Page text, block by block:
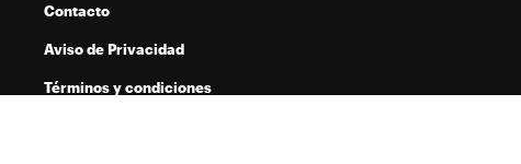
Contacto
Aviso de Privacidad
Términos y condiciones